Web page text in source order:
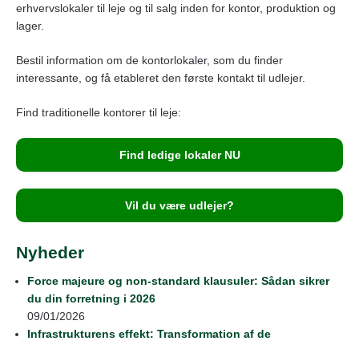
erhvervslokaler til leje og til salg inden for kontor, produktion og
lager.
Bestil information om de kontorlokaler, som du finder
interessante, og få etableret den første kontakt til udlejer.
Find traditionelle kontorer til leje:
Find ledige lokaler NU
Vil du være udlejer?
Nyheder
Force majeure og non-standard klausuler: Sådan sikrer
du din forretning i 2026
09/01/2026
Infrastrukturens effekt: Transformation af de